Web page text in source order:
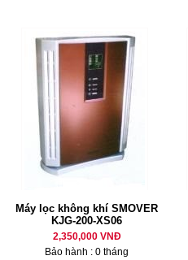
Máy lọc không khí SMOVER
KJG-200-XS06
2,350,000 VNĐ
Bảo hành : 0 tháng